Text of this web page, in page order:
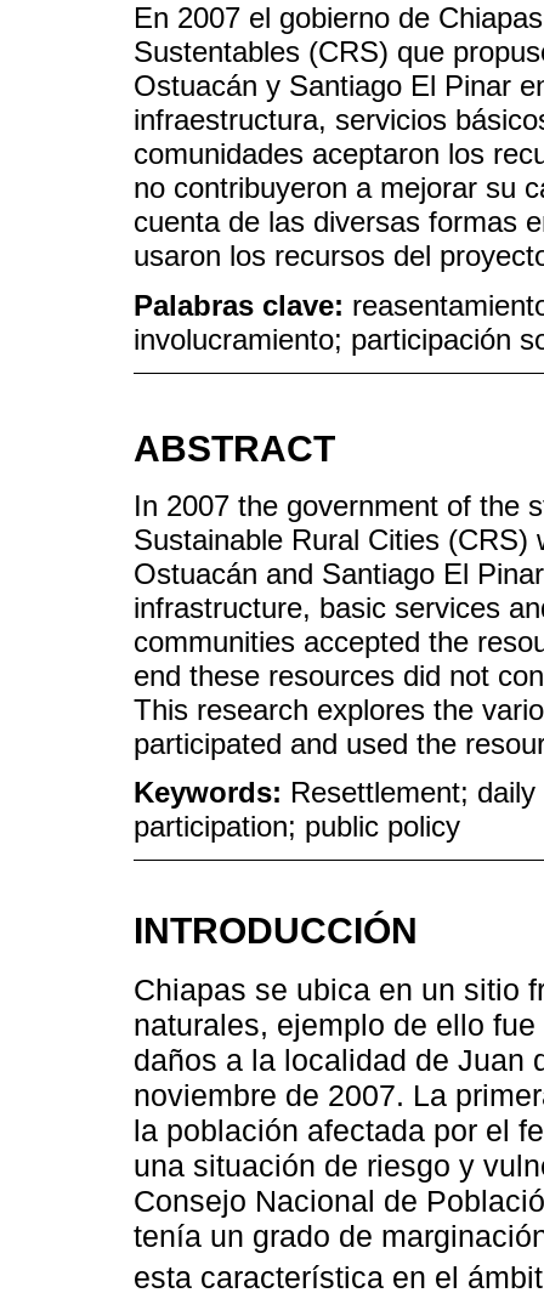
En 2007 el gobierno de
Sustentables (CRS) que
Ostuacán y Santiago El Pinar
infraestructura, servicios
comunidades aceptaron los
no contribuyeron a mejorar su
cuenta de las diversas formas
usaron los recursos del
Palabras clave:
involucramiento; participación
ABSTRACT
In 2007 the government of the
Sustainable Rural Cities
Ostuacán and Santiago El
infrastructure, basic services
communities accepted the
end these resources did not
This research explores the
participated and used the
Keywords: Resettlement;
participation; public policy
INTRODUCCIÓN
Chiapas se ubica en un sitio
naturales, ejemplo de ello
daños a la localidad de Juan
noviembre de 2007. La
la población afectada por el
una situación de riesgo y
Consejo Nacional de
tenía un grado de
esta característica en el